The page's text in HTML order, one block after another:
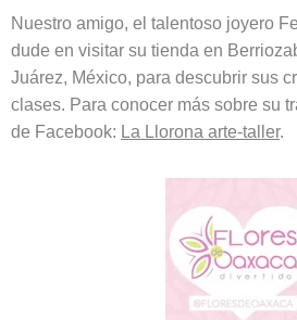
Nuestro amigo, el talentoso joyero
dude en visitar su tienda en
Juárez, México, para descubrir sus
clases. Para conocer más sobre su
de Facebook: La Llorona arte-taller.